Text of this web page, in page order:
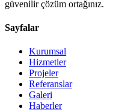
güvenilir çözüm ortağınız.
Sayfalar
Kurumsal
Hizmetler
Projeler
Referanslar
Galeri
Haberler